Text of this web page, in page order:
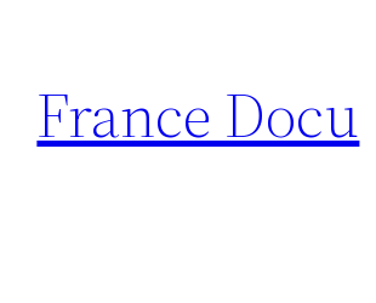
contenu
France Docu